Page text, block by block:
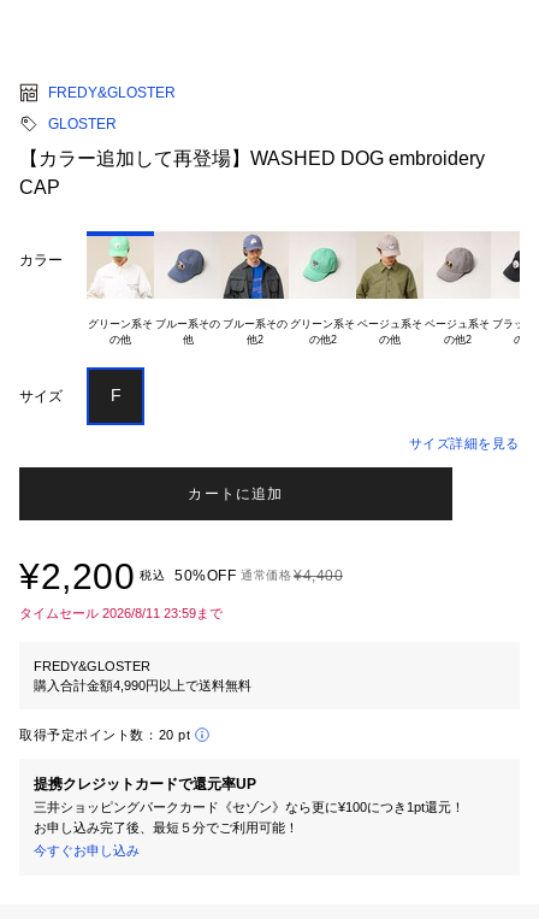
FREDY&GLOSTER
GLOSTER
【カラー追加して再登場】WASHED DOG embroidery
CAP
カラー
グリーン系そ ブルー系その
他
ブルー系その グリーン系そ
の他2
ベージュ系そ ベージュ系そ
の他2
ブラック
サイズ F
サイズ詳細を見る
カートに追加
¥2,200 税込 50%OFF 通常価格¥4,400
タイムセール 2026/8/11 23:59まで
FREDY&GLOSTER
購入合計金額4,990円以上で送料無料
取得予定ポイント数： 20 pt
提携クレジットカードで還元率UP
三井ショッピングパークカード《セゾン》なら更に¥100につき1pt還元！
お申し込み完了後、最短５分でご利用可能！
今すぐお申し込み